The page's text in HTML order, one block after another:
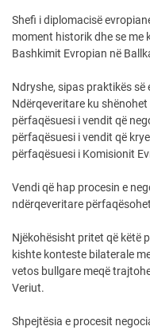
Shefi i diplomacisë
moment historik dhe se me
Bashkimit Evropian në
Ndryshe, sipas praktikës së
Ndërqeveritare ku
përfaqësuesi i vendit që
përfaqësuesi i vendit që
përfaqësuesi i Komisionit
Vendi që hap procesin e
ndërqeveritare
Njëkohësisht pritet që këtë
kishte konteste bilaterale
vetos bullgare meqë
Veriut.
Shpejtësia e procesit